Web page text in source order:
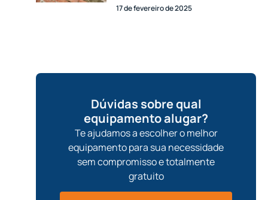
17 de fevereiro de 2025
Dúvidas sobre qual
equipamento alugar?
Te ajudamos a escolher o melhor
equipamento para sua necessidade
sem compromisso e totalmente
gratuito